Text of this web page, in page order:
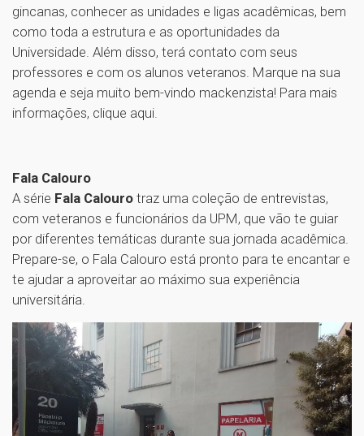
gincanas, conhecer as unidades e ligas acadêmicas, bem
como toda a estrutura e as oportunidades da
Universidade. Além disso, terá contato com seus
professores e com os alunos veteranos. Marque na sua
agenda e seja muito bem-vindo mackenzista! Para mais
informações, clique aqui.
Fala Calouro
A série Fala Calouro traz uma coleção de entrevistas,
com veteranos e funcionários da UPM, que vão te guiar
por diferentes temáticas durante sua jornada acadêmica.
Prepare-se, o Fala Calouro está pronto para te encantar e
te ajudar a aproveitar ao máximo sua experiência
universitária.